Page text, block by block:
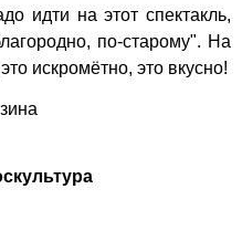
идти на этот спектакль,
по-старому". На
искромётно, это вкусно!